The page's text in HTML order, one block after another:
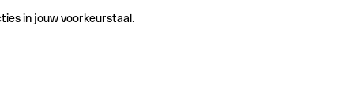
in jouw voorkeurstaal.